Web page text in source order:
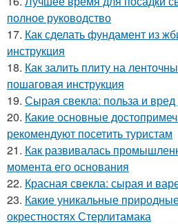
полное руководство
17. Как сделать фундамент из
инструкция
18. Как залить плиту на
пошаговая инструкция
19. Сырая свекла: польза и
20. Какие основные
рекомендуют посетить туристам
21. Как развивалась
момента его основания
22. Красная свекла: сырая и
23. Какие уникальные
окрестностях Стерлитамака